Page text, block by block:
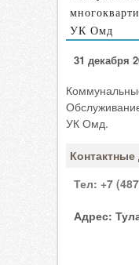
УК Омд
31 декабря
УК Омд.
Тел: +7
Адрес: